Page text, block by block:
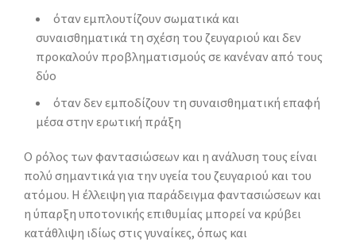
όταν εμπλουτίζουν σωματικά και
συναισθηματικά τη σχέση του ζευγαριού και δεν
προκαλούν προβληματισμούς σε κανέναν από τους
δύο
όταν δεν εμποδίζουν τη συναισθηματική επαφή
μέσα στην ερωτική πράξη
Ο ρόλος των φαντασιώσεων και η ανάλυση τους είναι
πολύ σημαντικά για την υγεία του ζευγαριού και του
ατόμου. Η έλλειψη για παράδειγμα φαντασιώσεων και
η ύπαρξη υποτονικής επιθυμίας μπορεί να κρύβει
κατάθλιψη ιδίως στις γυναίκες, όπως και